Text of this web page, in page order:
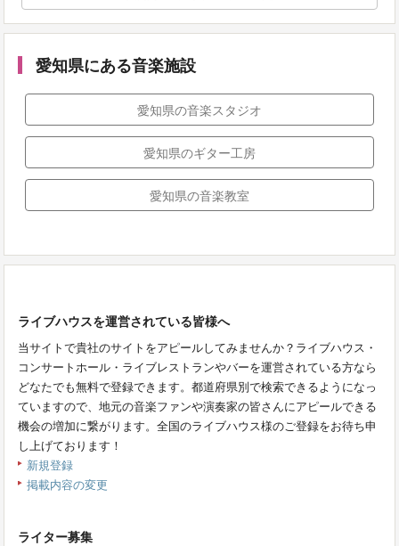
愛知県にある音楽施設
愛知県の音楽スタジオ
愛知県のギター工房
愛知県の音楽教室
ライブハウスを運営されている皆様へ
当サイトで貴社のサイトをアピールしてみませんか？ライブハウス・
コンサートホール・ライブレストランやバーを運営されている方なら
どなたでも無料で登録できます。都道府県別で検索できるようになっ
ていますので、地元の音楽ファンや演奏家の皆さんにアピールできる
機会の増加に繋がります。全国のライブハウス様のご登録をお待ち申
し上げております！
新規登録
掲載内容の変更
ライター募集